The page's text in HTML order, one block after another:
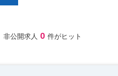
非公開求人 0 件がヒット